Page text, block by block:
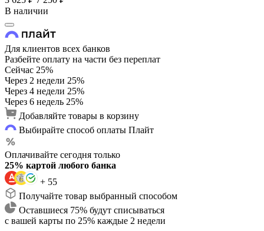
В наличии
Для клиентов всех банков
Разбейте оплату на части без переплат
Сейчас 25%
Через 2 недели 25%
Через 4 недели 25%
Через 6 недель 25%
Добавляйте товары в корзину
Выбирайте способ оплаты Плайт
Оплачивайте сегодня только
25% картой любого банка
+ 55
Получайте товар выбранный способом
Оставшиеся 75% будут списываться
с вашей карты по 25% каждые 2 недели